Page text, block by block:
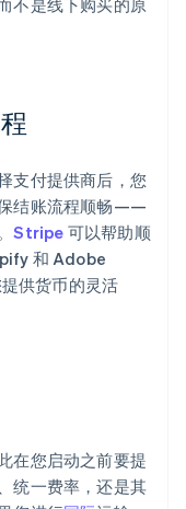
不是线下购买的原
支付提供商后，您
结账流程顺畅——
Stripe 可以帮助顺
和 Adobe
供货币的灵活
在您启动之前要提
统一费率，还是其